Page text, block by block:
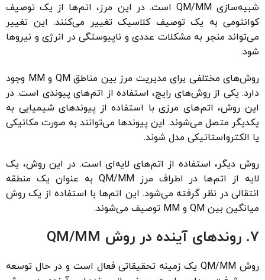
شبیه‌سازی QM/MM است. در این مرز، اتم‌ها از یک توصیف
کوانتومی به یک توصیف کلاسیک تغییر می‌کنند. این تغییر
می‌تواند منجر به مشکلات عددی و ناپیوستگی در انرژی و نیروها
شود.
روش‌های مختلفی برای مدیریت مرز بین مناطق QM و MM وجود
دارد. یکی از روش‌های رایج، استفاده از اتم‌های پیوندی است. در
این روش، اتم‌های مرزی با استفاده از پیوندهای شیمیایی به
یکدیگر متصل می‌شوند. این پیوندها می‌توانند به صورت مکانیکی
یا الکترواستاتیکی مدل شوند.
روش دیگر، استفاده از اتم‌های لایه‌ای است. در این روش، یک
لایه از اتم‌ها در اطراف مرز QM/MM به عنوان یک منطقه
انتقالی در نظر گرفته می‌شود. این اتم‌ها با استفاده از یک روش
میانگین بین QM و MM توصیف می‌شوند.
7. روندهای آینده در روش QM/MM
روش QM/MM یک زمینه تحقیقاتی فعال است و در حال توسعه